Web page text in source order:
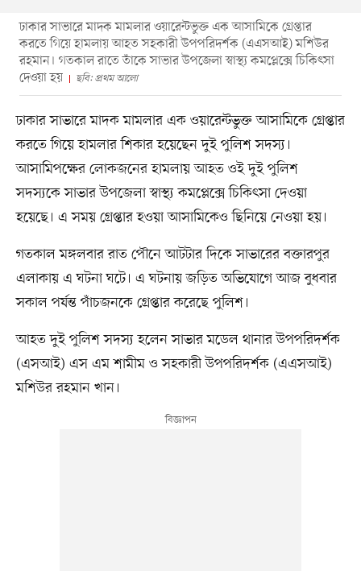
ঢাকার সাভারে মাদক মামলার ওয়ারেন্টভুক্ত এক আসামিকে গ্রেপ্তার
করতে গিয়ে হামলায় আহত সহকারী উপপরিদর্শক (এএসআই) মশিউর
রহমান। গতকাল রাতে তাঁকে সাভার উপজেলা স্বাস্থ্য কমপ্লেক্সে চিকিৎসা
দেওয়া হয়
ছবি: প্রথম আলো
ঢাকার সাভারে মাদক মামলার এক ওয়ারেন্টভুক্ত আসামিকে গ্রেপ্তার
করতে গিয়ে হামলার শিকার হয়েছেন দুই পুলিশ সদস্য।
আসামিপক্ষের লোকজনের হামলায় আহত ওই দুই পুলিশ
সদস্যকে সাভার উপজেলা স্বাস্থ্য কমপ্লেক্সে চিকিৎসা দেওয়া
হয়েছে। এ সময় গ্রেপ্তার হওয়া আসামিকেও ছিনিয়ে নেওয়া হয়।
গতকাল মঙ্গলবার রাত পৌনে আটটার দিকে সাভারের বক্তারপুর
এলাকায় এ ঘটনা ঘটে। এ ঘটনায় জড়িত অভিযোগে আজ বুধবার
সকাল পর্যন্ত পাঁচজনকে গ্রেপ্তার করেছে পুলিশ।
আহত দুই পুলিশ সদস্য হলেন সাভার মডেল থানার উপপরিদর্শক
(এসআই) এস এম শামীম ও সহকারী উপপরিদর্শক (এএসআই)
মশিউর রহমান খান।